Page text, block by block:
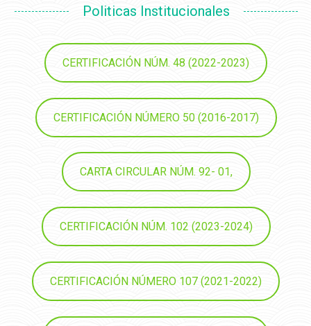
Politicas Institucionales
CERTIFICACIÓN NÚM. 48 (2022-2023)
CERTIFICACIÓN NÚMERO 50 (2016-2017)
CARTA CIRCULAR NÚM. 92- 01,
CERTIFICACIÓN NÚM. 102 (2023-2024)
CERTIFICACIÓN NÚMERO 107 (2021-2022)